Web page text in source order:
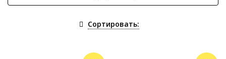
Сортировать: